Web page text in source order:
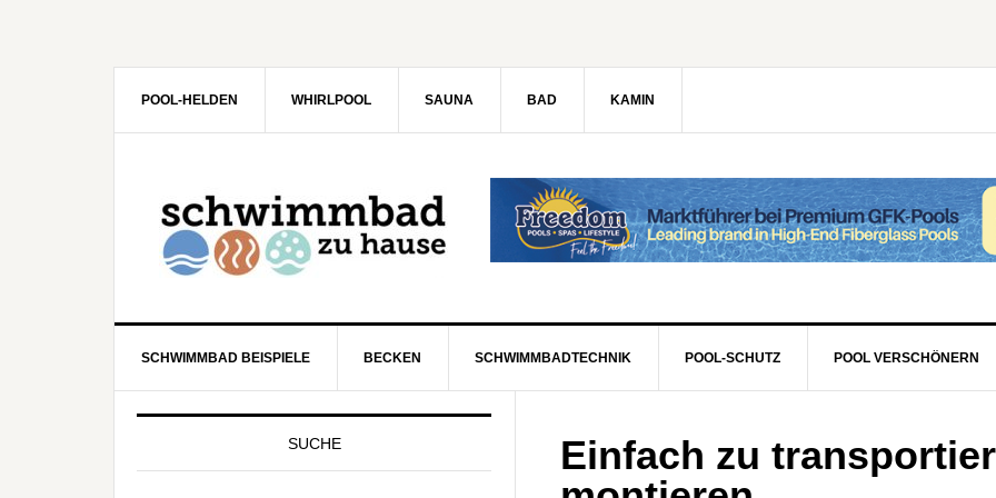
POOL-HELDEN WHIRLPOOL SAUNA BAD KAMIN
SCHWIMMBAD BEISPIELE BECKEN SCHWIMMBADTECHNIK POOL-SCHUTZ POOL VERSCHÖNERN
Einfach zu
SUCHE